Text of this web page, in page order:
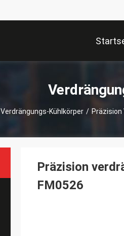
Verdrängungs-Kühlkörper / Präzision
Präzision
FM0526